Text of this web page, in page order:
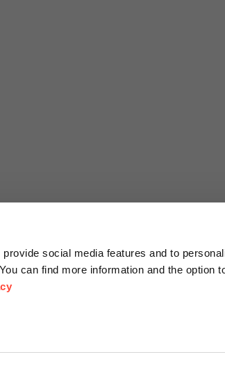
social media features and to
can find more information and the option
Über Uns